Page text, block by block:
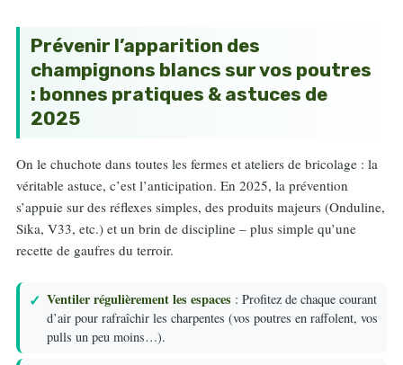
Prévenir l’apparition des
champignons blancs sur vos poutres
: bonnes pratiques & astuces de
2025
On le chuchote dans toutes les fermes et ateliers de bricolage : la
véritable astuce, c’est l’anticipation. En 2025, la prévention
s’appuie sur des réflexes simples, des produits majeurs (Onduline,
Sika, V33, etc.) et un brin de discipline – plus simple qu’une
recette de gaufres du terroir.
Ventiler régulièrement les espaces : Profitez de chaque courant
d’air pour rafraîchir les charpentes (vos poutres en raffolent, vos
pulls un peu moins…).